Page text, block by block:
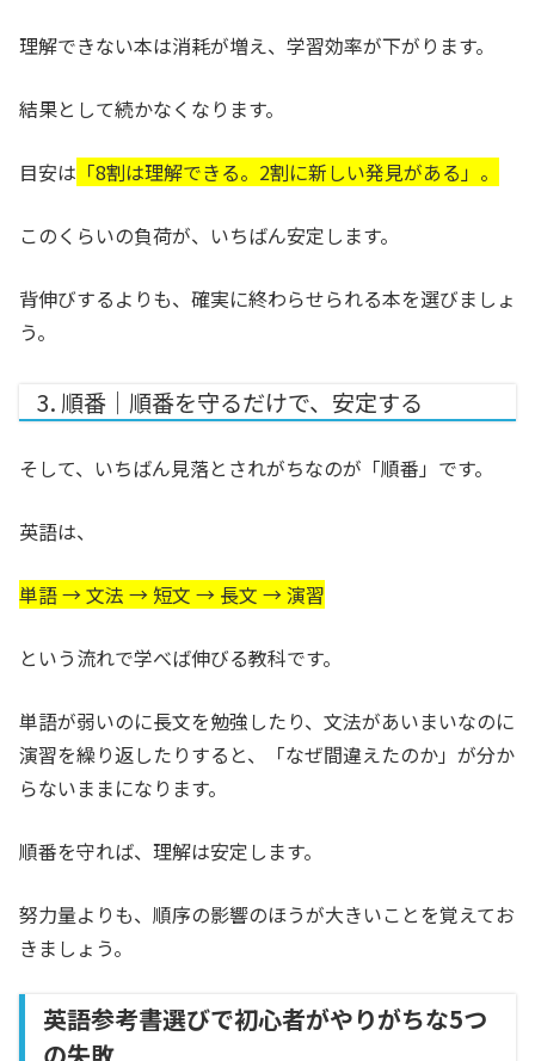
理解できない本は消耗が増え、学習効率が下がります。
結果として続かなくなります。
目安は 「8割は理解できる。2割に新しい発見がある」。
このくらいの負荷が、いちばん安定します。
背伸びするよりも、確実に終わらせられる本を選びましょ
う。
3. 順番｜順番を守るだけで、安定する
そして、いちばん見落とされがちなのが「順番」です。
英語は、
単語 → 文法 → 短文 → 長文 → 演習
という流れで学べば伸びる教科です。
単語が弱いのに長文を勉強したり、文法があいまいなのに
演習を繰り返したりすると、「なぜ間違えたのか」が分か
らないままになります。
順番を守れば、理解は安定します。
努力量よりも、順序の影響のほうが大きいことを覚えてお
きましょう。
英語参考書選びで初心者がやりがちな5つ